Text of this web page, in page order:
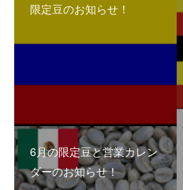
限定豆のお知らせ！
6月の限定豆と営業カレン
ダーのお知らせ！